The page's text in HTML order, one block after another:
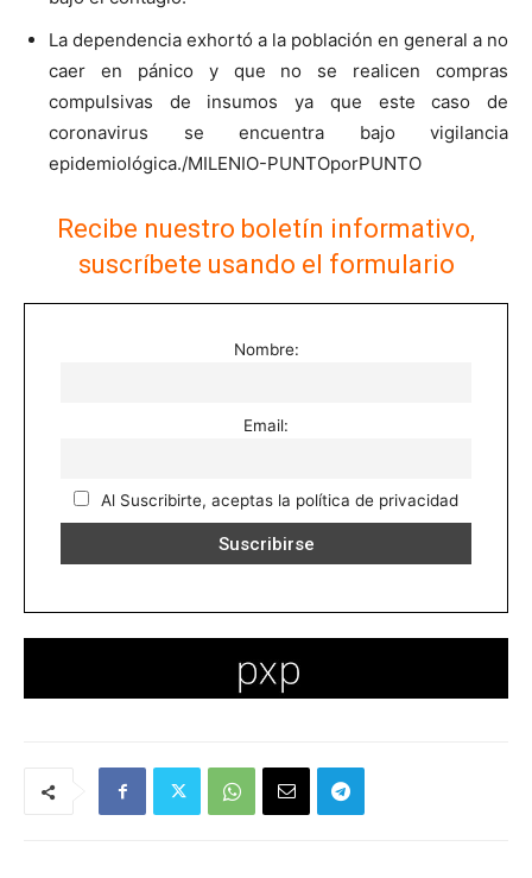
La dependencia exhortó a la población en general a no
caer en pánico y que no se realicen compras
compulsivas de insumos ya que este caso de
coronavirus se encuentra bajo vigilancia
epidemiológica./MILENIO-PUNTOporPUNTO
Recibe nuestro boletín informativo,
suscríbete usando el formulario
Nombre:
Email:
Al Suscribirte, aceptas la política de privacidad